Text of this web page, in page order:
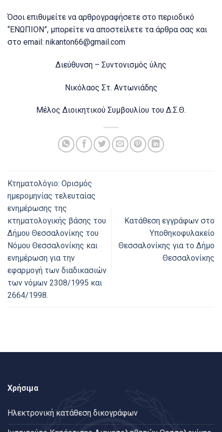
Όσοι επιθυμείτε να αρθρογραφήσετε στο περιοδικό
“ΕΝΩΠΙΟΝ”, μπορείτε να αποστείλετε τα άρθρα σας και
στο email: nikanton66@gmail.com
Διεύθυνση – Συντονισμός ύλης
Νικόλαος Στ. Αντωνιάδης
Μέλος Διοικητικού Συμβουλίου του Δ.Σ.Θ.
Κτηματολόγιο: Ορισμός
ημερομηνίας τελευταίας
ενημέρωσης της
κτηματολογικής βάσης του
Δήμου Θεσσαλονίκης του
Νόμου Θεσσαλονίκης και
ενημέρωση για την
εφαρμογή των διαδικασιών
των νόμων 2308/1995 και
2664/1998.
Κατάθεση εγγράφων στο
Υποθηκοφυλακείο
Θεσσαλονίκης για το Δήμο
Θεσσαλονίκης
Χρήσιμα
Ηλεκτρονική κατάθεση δικογράφων